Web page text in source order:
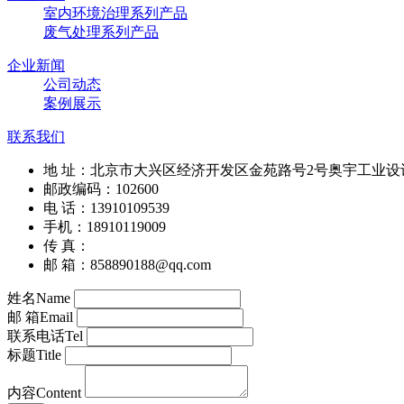
室内环境治理系列产品
废气处理系列产品
企业新闻
公司动态
案例展示
联系我们
地 址：北京市大兴区经济开发区金苑路号2号奥宇工业设
邮政编码：102600
电 话：13910109539
手机：18910119009
传 真：
邮 箱：858890188@qq.com
姓名Name
邮 箱Email
联系电话Tel
标题Title
内容Content